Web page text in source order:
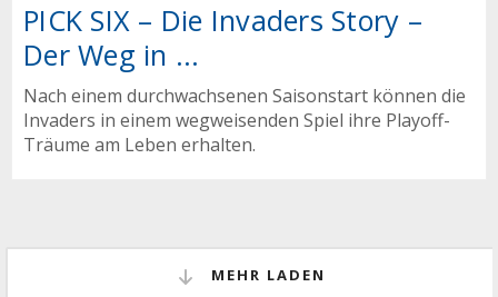
PICK SIX – Die Invaders Story –
Der Weg in ...
Nach einem durchwachsenen Saisonstart können die
Invaders in einem wegweisenden Spiel ihre Playoff-
Träume am Leben erhalten.
MEHR LADEN